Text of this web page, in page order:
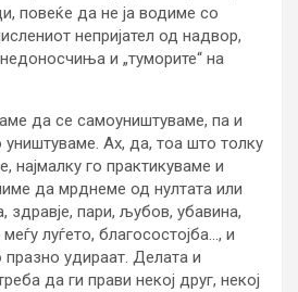
повеќе да не ја водиме со
непријател од надвор,
и „туморите“ на
да се самоуништуваме, па и
Ах, да, тоа што толку
најмалку го практикуваме и
да мрднеме од нултата или
здравје, пари, љубов, убавина,
луѓето, благосостојба…, и
удираат. Делата и
да ги прави некој друг, некој